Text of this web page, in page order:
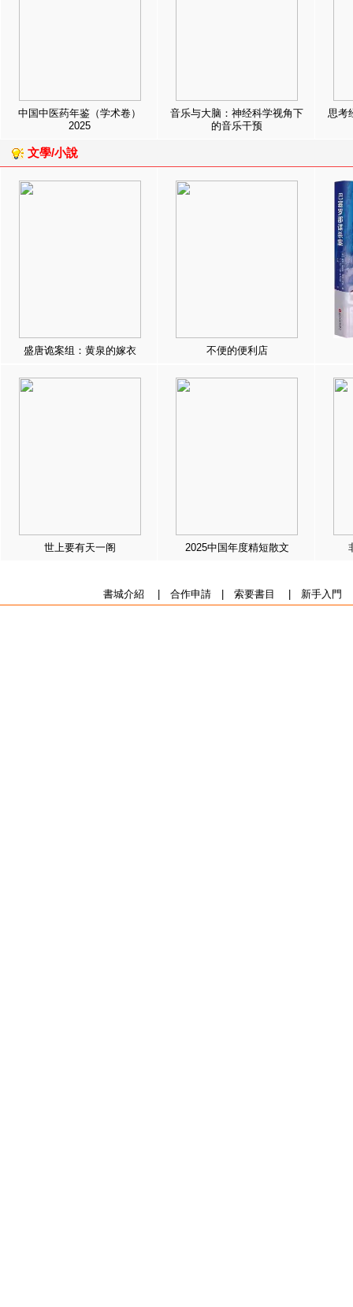
中国中医药年鉴（学术卷）
2025
音乐与大脑：神经科学视角下
的音乐干预
思考
文學/小說
盛唐诡案组：黄泉的嫁衣 不便的便利店
世上要有天一阁 2025中国年度精短散文
書城介紹 合作申請| 索要書目 新手入門